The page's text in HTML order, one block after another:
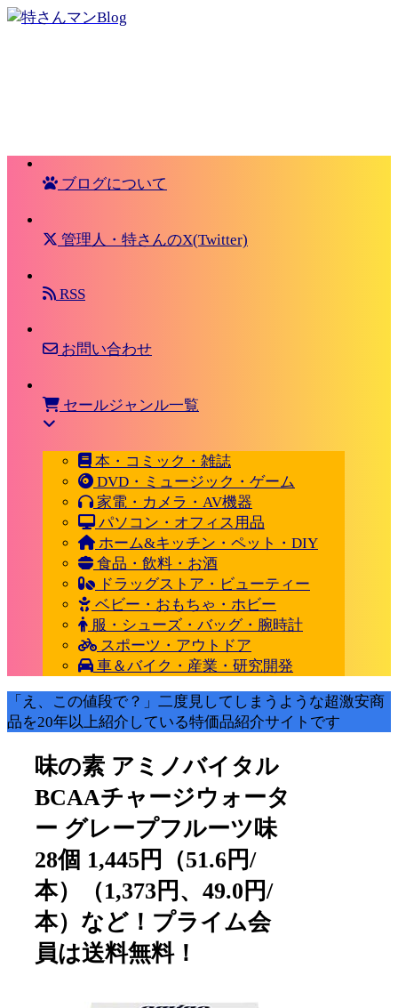
ブログについて
管理人・特さんのX(Twitter)
RSS
お問い合わせ
セールジャンル一覧
本・コミック・雑誌
DVD・ミュージック・ゲーム
家電・カメラ・AV機器
パソコン・オフィス用品
ホーム&キッチン・ペット・DIY
食品・飲料・お酒
ドラッグストア・ビューティー
ベビー・おもちゃ・ホビー
服・シューズ・バッグ・腕時計
スポーツ・アウトドア
車＆バイク・産業・研究開発
「え、この値段で？」二度見してしまうような超激安商
品を20年以上紹介している特価品紹介サイトです
味の素 アミノバイタル
BCAAチャージウォータ
ー グレープフルーツ味
28個 1,445円（51.6円/
本）（1,373円、49.0円/
本）など！プライム会
員は送料無料！